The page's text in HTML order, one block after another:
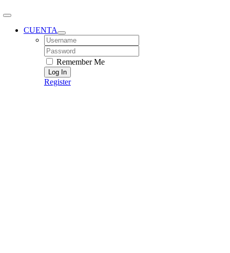
CUENTA
Username:
Password:
Remember Me
Register